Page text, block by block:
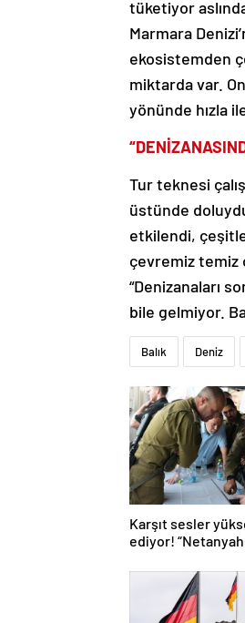
tüketiyor
Marmara
ekosistemden
miktarda var.
yönünde hızla
Tur teknesi
üstünde
etkilendi,
çevremiz temiz
“Denizanaları
bile gelmiyor.
Balık Deniz
Karşıt sesler
ediyor!